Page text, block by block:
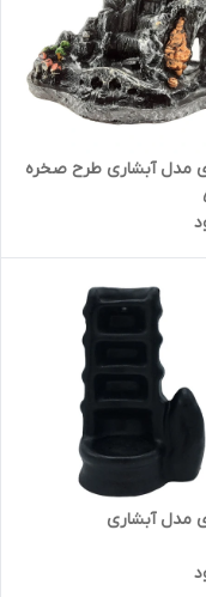
مدل آبشاری طرح صخره
مدل آبشاری